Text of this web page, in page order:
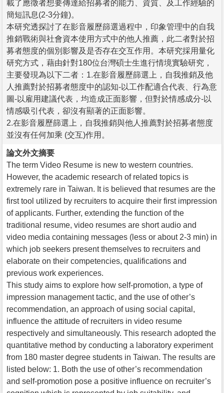
載了應徵者想要傳達給招募者的能力、資質、及工作經驗的
簡短訊息(2-3分鐘)。
本研究透探討了在影音履歷篩選過程中，印象管理中的自我
推銷戰術與社會資本使用方式中的他人推薦，此二者對於招
募者態度的個別影響及是否存在交互作用。本研究採用量化
研究方式，藉由針對180位台灣碩士生進行情境實驗研究，
主要發現為以下二者：1.在影音履歷篩選上，自我推銷及他
人推薦對於招募者態度中的認知-以工作配適合代表、行為意
圖-以雇用建議代表，均造成正面影響，但對於情感成分-以
情感吸引代表，卻沒有顯著的正面影響。
2.在影音履歷篩選上，自我推銷與他人推薦對於招募者態度
並沒有任何加乘 (交互)作用。
論文外文摘要
The term Video Resume is new to western countries.
However, the academic research of related topics is
extremely rare in Taiwan. It is believed that resumes are the
first tool utilized by recruiters to acquire their first impression
of applicants. Further, extending the function of the
traditional resume, video resumes are short audio and
video media containing messages (less or about 2-3 min) in
which job seekers present themselves to recruiters and
elaborate on their competencies, qualifications and
previous work experiences.
This study aims to explore how self-promotion, a type of
impression management tactic, and the use of other’s
recommendation, an approach of using social capital,
influence the attitude of recruiters in video resume
respectively and simultaneously. This research adopted the
quantitative method by conducting a laboratory experiment
from 180 master degree students in Taiwan. The results are
listed below: 1. Both the use of other’s recommendation
and self-promotion pose a positive influence on recruiter’s